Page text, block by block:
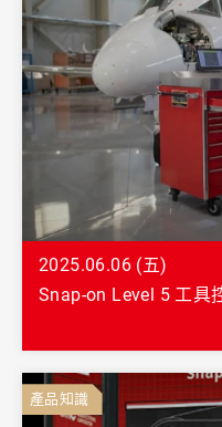
2025.06.06 (五)
Snap-on Level 5
產品知識